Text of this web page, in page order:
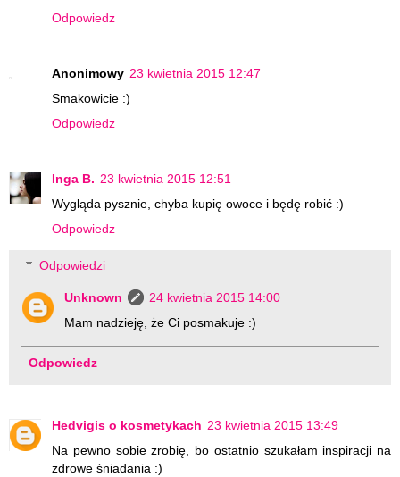
Odpowiedz
Anonimowy 23 kwietnia 2015 12:47
Smakowicie :)
Odpowiedz
Inga B. 23 kwietnia 2015 12:51
Wygląda pysznie, chyba kupię owoce i będę robić :)
Odpowiedz
Odpowiedzi
Unknown
24 kwietnia 2015 14:00
Mam nadzieję, że Ci posmakuje :)
Odpowiedz
Hedvigis o kosmetykach 23 kwietnia 2015 13:49
Na pewno sobie zrobię, bo ostatnio szukałam inspiracji na
zdrowe śniadania :)